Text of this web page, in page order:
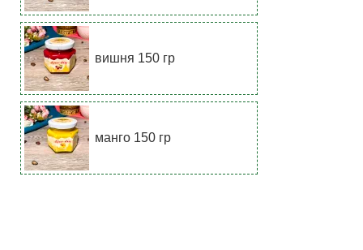
вишня 150 гр
манго 150 гр